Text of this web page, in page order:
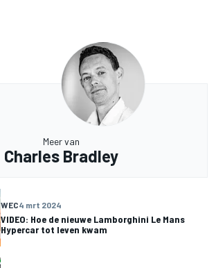
Meer van
Charles Bradley
WEC4 mrt 2024
VIDEO: Hoe de nieuwe Lamborghini Le Mans
Hypercar tot leven kwam